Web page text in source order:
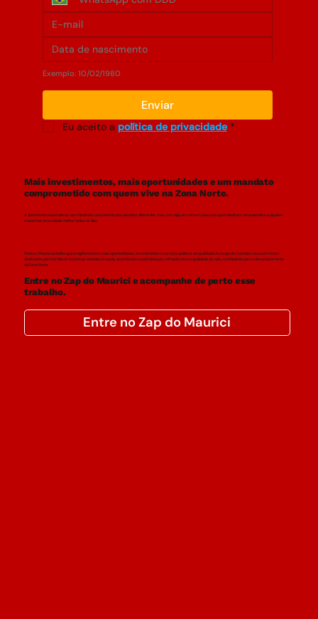
Mais investimentos, mais oportunidades e um mandato
comprometido com quem vive na Zona Norte.
A Zona Norte reúne bairros com histórias, características e desafios diferentes, mas com algo em comum: pessoas que trabalham, empreendem e ajudam
a construir uma cidade melhor todos os dias.
Por isso, Maurici acredita que a região merece mais oportunidades, investimentos e serviços públicos de qualidade. Ao longo do mandato, recursos foram
destinados para fortalecer iniciativas voltadas à saúde, assistência social, habitação, infraestrutura e qualidade de vida, contribuindo para o desenvolvimento
da Zona Norte.
Entre no Zap do Maurici e acompanhe de perto esse
trabalho.
Entre no Zap do Maurici
Exemplo: 10/02/1980
Enviar
Eu aceito a política de privacidade *